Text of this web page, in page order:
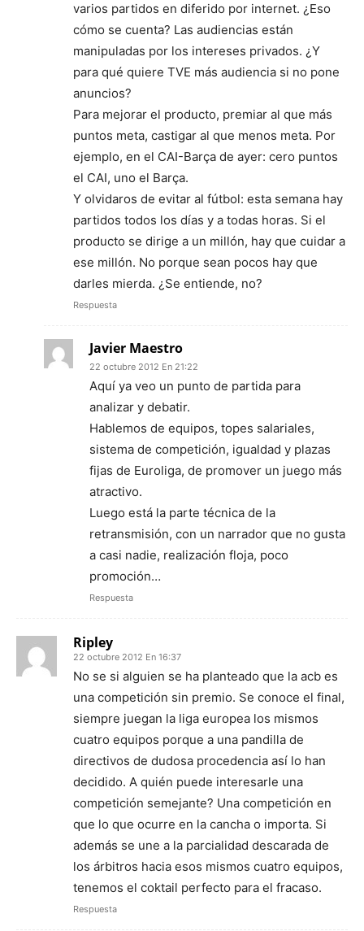
varios partidos en diferido por internet. ¿Eso
cómo se cuenta? Las audiencias están
manipuladas por los intereses privados. ¿Y
para qué quiere TVE más audiencia si no pone
anuncios?
Para mejorar el producto, premiar al que más
puntos meta, castigar al que menos meta. Por
ejemplo, en el CAI-Barça de ayer: cero puntos
el CAI, uno el Barça.
Y olvidaros de evitar al fútbol: esta semana hay
partidos todos los días y a todas horas. Si el
producto se dirige a un millón, hay que cuidar a
ese millón. No porque sean pocos hay que
darles mierda. ¿Se entiende, no?
Respuesta
Javier Maestro
22 octubre 2012 En 21:22
Aquí ya veo un punto de partida para
analizar y debatir.
Hablemos de equipos, topes salariales,
sistema de competición, igualdad y plazas
fijas de Euroliga, de promover un juego más
atractivo.
Luego está la parte técnica de la
retransmisión, con un narrador que no gusta
a casi nadie, realización floja, poco
promoción…
Respuesta
Ripley
22 octubre 2012 En 16:37
No se si alguien se ha planteado que la acb es
una competición sin premio. Se conoce el final,
siempre juegan la liga europea los mismos
cuatro equipos porque a una pandilla de
directivos de dudosa procedencia así lo han
decidido. A quién puede interesarle una
competición semejante? Una competición en
que lo que ocurre en la cancha o importa. Si
además se une a la parcialidad descarada de
los árbitros hacia esos mismos cuatro equipos,
tenemos el coktail perfecto para el fracaso.
Respuesta